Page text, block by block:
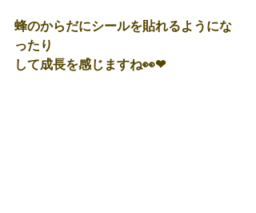
蜂のからだにシールを貼れるようにな
ったり
して成長を感じますね👀❤